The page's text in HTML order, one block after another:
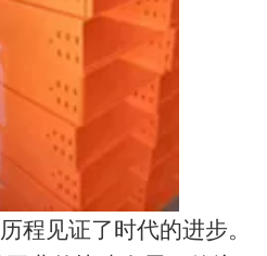
见证了时代的进步。